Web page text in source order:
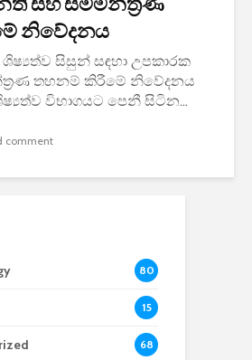
නිවේදනය
ශිෂ්‍යත්ව සිසුන් සඳහා උපකාරක
තහනම් කිරීමේ නිවේදනය
විභාගයට පෙනී සිටින...
comment
80
15
68